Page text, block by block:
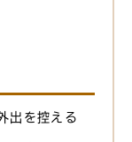
出を控える